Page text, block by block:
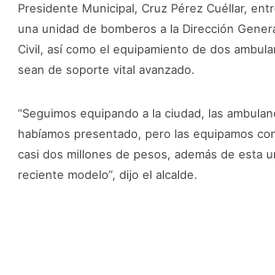
Presidente Municipal, Cruz Pérez Cuéllar,
una unidad de bomberos a la Dirección
Civil, así como el equipamiento de dos
sean de soporte vital avanzado.
“Seguimos equipando a la ciudad, las
habíamos presentado, pero las equipamos
casi dos millones de pesos, además de esta
reciente modelo”, dijo el alcalde.